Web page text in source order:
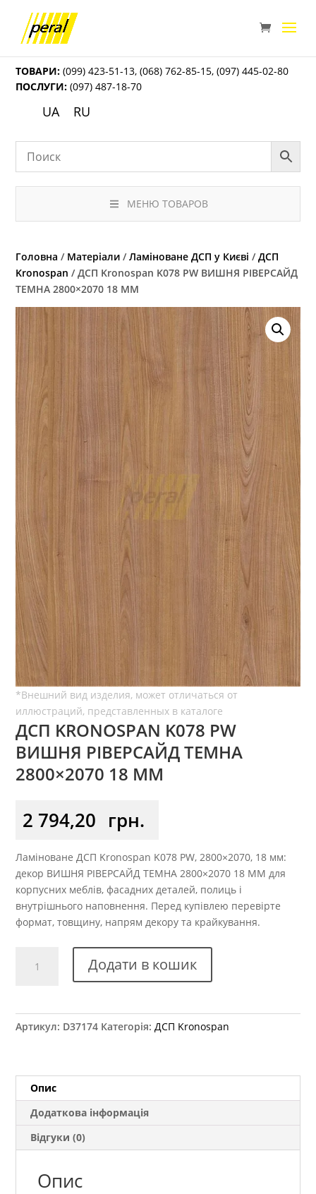
ТОВАРИ: (099) 423-51-13,(068) 762-85-15,(097) 445-02-80
ПОСЛУГИ: (097) 487-18-70
UA RU
МЕНЮ ТОВАРОВ
Головна / Матеріали /Ламіноване ДСП у Києві /ДСП
Kronospan / ДСП Kronospan K078 PW ВИШНЯ РІВЕРСАЙД
ТЕМНА 2800×2070 18 ММ
ДСП KRONOSPAN K078 PW
ВИШНЯ РІВЕРСАЙД ТЕМНА
2800×2070 18 ММ
2 794,20 грн.
Ламіноване ДСП Kronospan K078 PW, 2800×2070, 18 мм:
декор ВИШНЯ РІВЕРСАЙД ТЕМНА 2800×2070 18 ММ для
корпусних меблів, фасадних деталей, полиць і
внутрішнього наповнення. Перед купівлею перевірте
формат, товщину, напрям декору та крайкування.
Kronospan
РІВЕРСАЙД
ММ
кількість
Додати в кошик
Артикул: D37174 Категорія: ДСП Kronospan
Опис
Додаткова інформація
Відгуки (0)
Опис